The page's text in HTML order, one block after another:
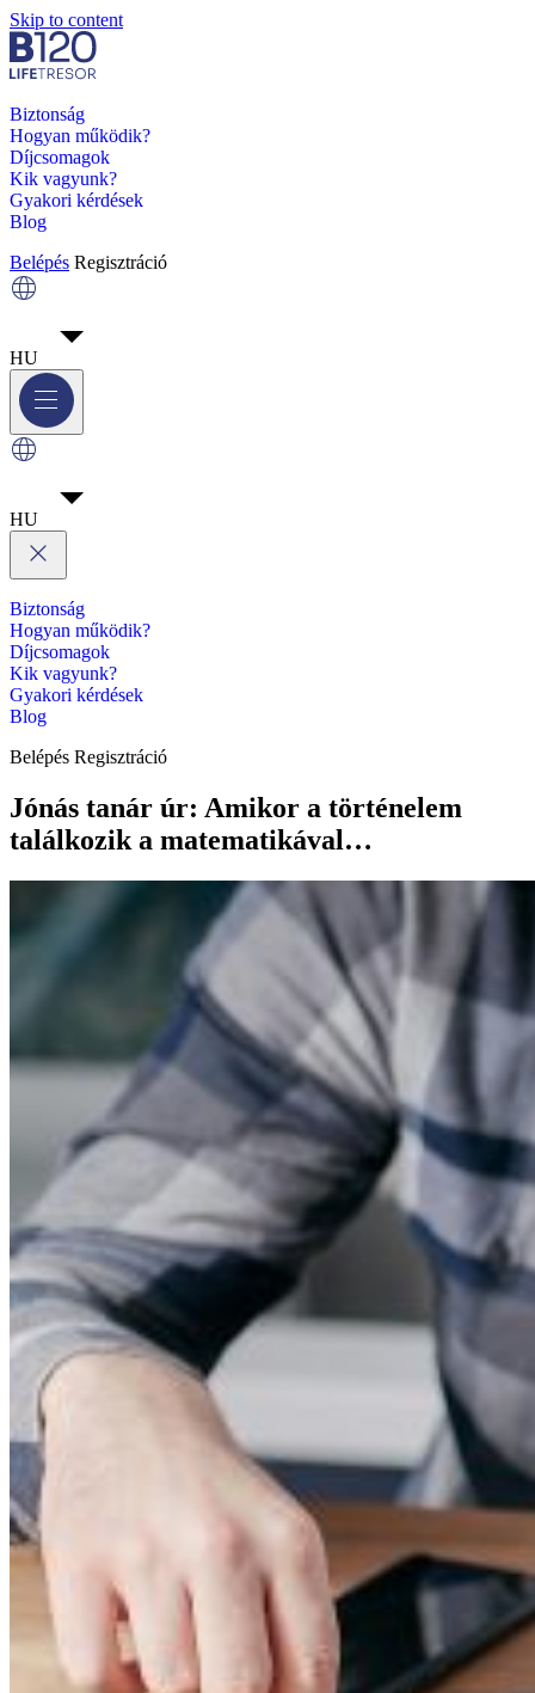
Skip to content
Biztonság
Hogyan működik?
Díjcsomagok
Kik vagyunk?
Gyakori kérdések
Blog
Belépés Regisztráció
HU
HU
Biztonság
Hogyan működik?
Díjcsomagok
Kik vagyunk?
Gyakori kérdések
Blog
Belépés Regisztráció
Jónás tanár úr: Amikor a történelem
találkozik a matematikával…